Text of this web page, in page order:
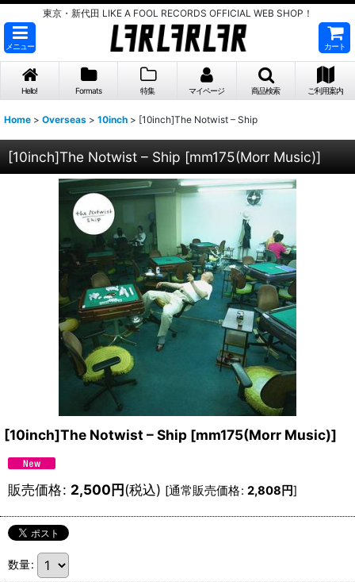
東京・新代田 LIKE A FOOL RECORDS OFFICIAL WEB SHOP！
メニュー カート
Hello! Formats 特集 マイページ 商品検索 ご利用案内
Home > Overseas > 10inch > [10inch]The Notwist ‎– Ship
[10inch]The Notwist ‎– Ship [mm175(Morr Music)]
[10inch]The Notwist ‎– Ship [mm175(Morr Music)]
販売価格: 2,500円(税込) [通常販売価格: 2,808 円]
数量: